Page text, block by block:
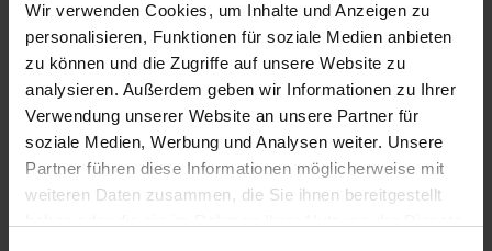
Wir verwenden Cookies, um Inhalte und Anzeigen zu
personalisieren, Funktionen für soziale Medien anbieten
zu können und die Zugriffe auf unsere Website zu
analysieren. Außerdem geben wir Informationen zu Ihrer
Verwendung unserer Website an unsere Partner für
soziale Medien, Werbung und Analysen weiter. Unsere
Partner führen diese Informationen möglicherweise mit
weiteren Daten zusammen, die Sie ihnen bereitgestellt
genauere, voraussichtliche Ankunftszeit (kurz ETA)
vorherzusagen.